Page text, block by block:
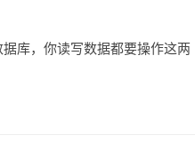
库，你读写数据都要操作这两